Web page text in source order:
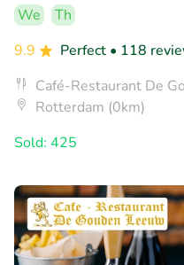
We
Th
9.9
Perfect • 118
Café-Restaurant De
Rotterdam (0km)
Sold: 425